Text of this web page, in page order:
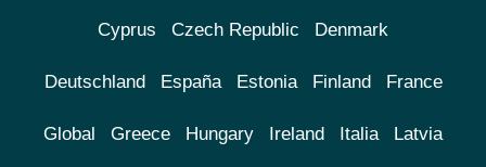
Cyprus Czech Republic Denmark
Deutschland España Estonia Finland France
Global Greece Hungary Ireland Italia Latvia